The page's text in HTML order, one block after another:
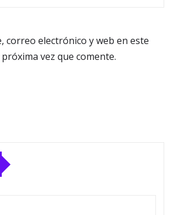
correo electrónico y web en este
vez que comente.